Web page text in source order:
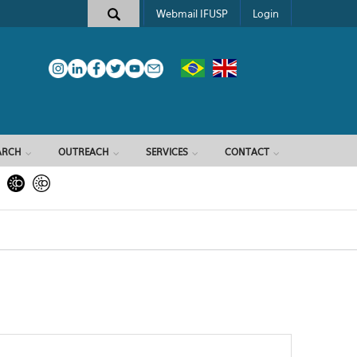
Webmail IFUSP Login
OUTREACH SERVICES CONTACT